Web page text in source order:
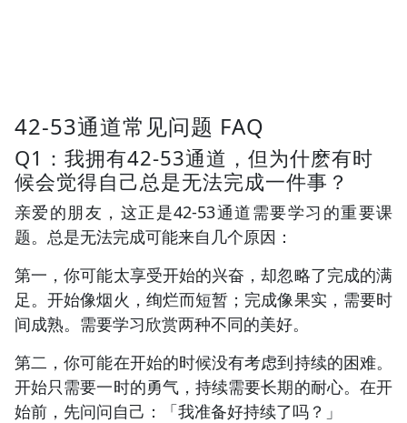
42-53通道常见问题 FAQ
Q1：我拥有42-53通道，但为什麽有时
候会觉得自己总是无法完成一件事？
亲爱的朋友，这正是42-53通道需要学习的重要课
题。总是无法完成可能来自几个原因：
第一，你可能太享受开始的兴奋，却忽略了完成的满
足。开始像烟火，绚烂而短暂；完成像果实，需要时
间成熟。需要学习欣赏两种不同的美好。
第二，你可能在开始的时候没有考虑到持续的困难。
开始只需要一时的勇气，持续需要长期的耐心。在开
始前，先问问自己：「我准备好持续了吗？」